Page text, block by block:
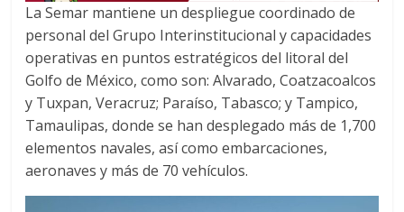
La Semar mantiene un despliegue coordinado de
personal del Grupo Interinstitucional y capacidades
operativas en puntos estratégicos del litoral del
Golfo de México, como son: Alvarado, Coatzacoalcos
y Tuxpan, Veracruz; Paraíso, Tabasco; y Tampico,
Tamaulipas, donde se han desplegado más de 1,700
elementos navales, así como embarcaciones,
aeronaves y más de 70 vehículos.